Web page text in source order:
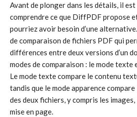
Avant de plonger dans les détails, il
comprendre ce que DiffPDF propose
pourriez avoir besoin d’une
de comparaison de fichiers PDF qui
différences entre deux versions d’un
modes de comparaison : le mode texte
Le mode texte compare le contenu
tandis que le mode apparence
des deux fichiers, y compris les
mise en page.